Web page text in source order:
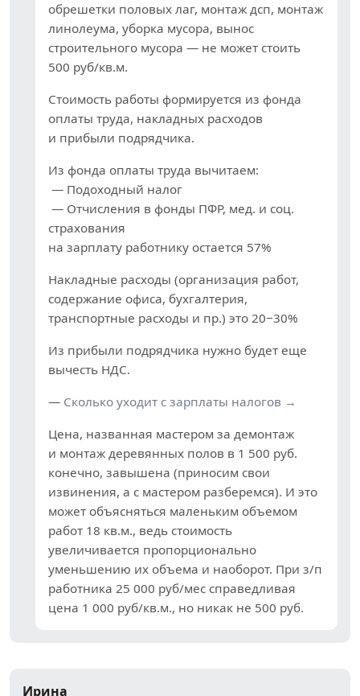
обрешетки половых лаг, монтаж дсп, монтаж
линолеума, уборка мусора, вынос
строительного мусора — не может стоить
500 руб/кв.м.
Стоимость работы формируется из фонда
оплаты труда, накладных расходов
и прибыли подрядчика.
Из фонда оплаты труда вычитаем:
— Подоходный налог
— Отчисления в фонды ПФР, мед. и соц.
страхования
на зарплату работнику остается 57%
Накладные расходы (организация работ,
содержание офиса, бухгалтерия,
транспортные расходы и пр.) это 20−30%
Из прибыли подрядчика нужно будет еще
вычесть НДС.
— Сколько уходит с зарплаты налогов →
Цена, названная мастером за демонтаж
и монтаж деревянных полов в 1 500 руб.
конечно, завышена (приносим свои
извинения, а с мастером разберемся). И это
может объясняться маленьким объемом
работ 18 кв.м., ведь стоимость
увеличивается пропорционально
уменьшению их объема и наоборот. При з/п
работника 25 000 руб/мес справедливая
цена 1 000 руб/кв.м., но никак не 500 руб.
Ирина